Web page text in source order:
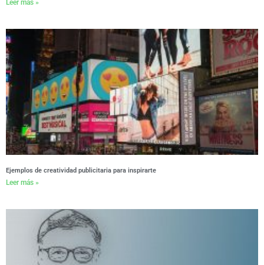
Leer más »
Ejemplos de creatividad publicitaria para inspirarte
Leer más »